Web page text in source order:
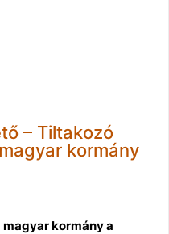
– Tiltakozó
kormány
kormány a